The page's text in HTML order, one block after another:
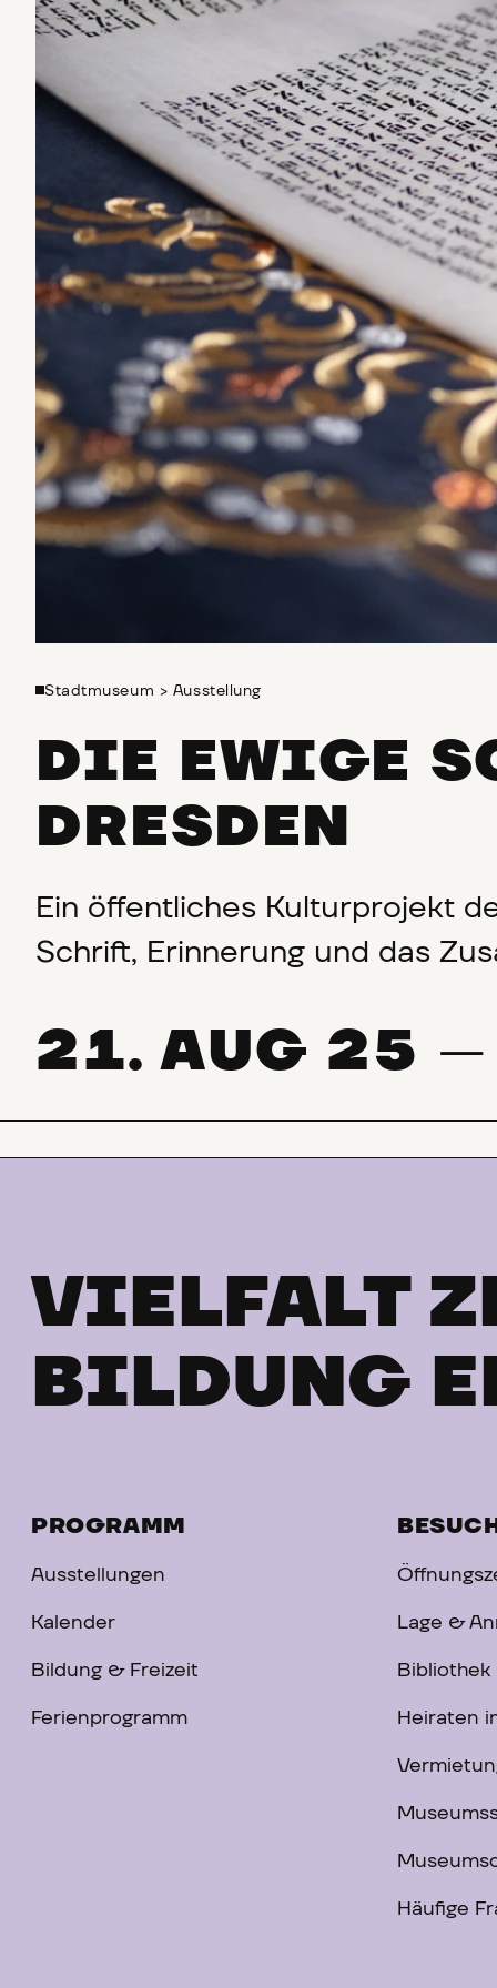
Stadtmuseum > Ausstellung
DIE EWIGE
DRESDEN
Ein öffentliches Kulturprojekt
Schrift, Erinnerung und das
21. AUG 25 —
VIELFALT
BILDUNG
PROGRAMM
Ausstellungen
Kalender
Bildung & Freizeit
Ferienprogramm
BESUCH
Lage &
Bibliothek
Heiraten
Häufige